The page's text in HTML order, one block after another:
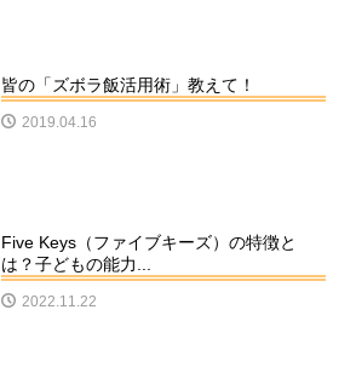
皆の「ズボラ飯活用術」教えて！
2019.04.16
Five Keys（ファイブキーズ）の特徴と
は？子どもの能力...
2022.11.22